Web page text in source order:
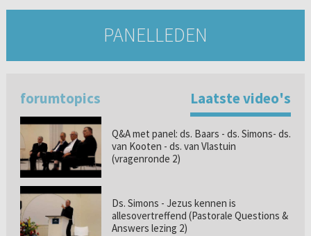
PANELLEDEN
forumtopics Laatste video's
Q&A met panel: ds. Baars - ds. Simons- ds.
van Kooten - ds. van Vlastuin
(vragenronde 2)
Ds. Simons - Jezus kennen is
allesovertreffend (Pastorale Questions &
Answers lezing 2)